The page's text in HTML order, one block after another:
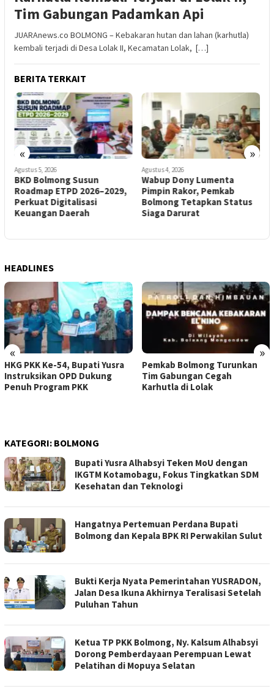
Tim Gabungan Padamkan Api
JUARAnews.co BOLMONG – Kebakaran hutan dan lahan (karhutla)
kembali terjadi di Desa Lolak II, Kecamatan Lolak, […]
BERITA TERKAIT
« »
Agustus 5, 2026
BKD Bolmong Susun
Roadmap ETPD 2026–2029,
Perkuat Digitalisasi
Keuangan Daerah
Agustus 4, 2026
Wabup Dony Lumenta
Pimpin Rakor, Pemkab
Bolmong Tetapkan Status
Siaga Darurat
HEADLINES
« »
HKG PKK Ke-54, Bupati Yusra
Instruksikan OPD Dukung
Penuh Program PKK
Pemkab Bolmong Turunkan
Tim Gabungan Cegah
Karhutla di Lolak
KATEGORI: BOLMONG
Bupati Yusra Alhabsyi Teken MoU dengan
IKGTM Kotamobagu, Fokus Tingkatkan SDM
Kesehatan dan Teknologi
Hangatnya Pertemuan Perdana Bupati
Bolmong dan Kepala BPK RI Perwakilan Sulut
Bukti Kerja Nyata Pemerintahan YUSRADON,
Jalan Desa Ikuna Akhirnya Teralisasi Setelah
Puluhan Tahun
Ketua TP PKK Bolmong, Ny. Kalsum Alhabsyi
Dorong Pemberdayaan Perempuan Lewat
Pelatihan di Mopuya Selatan